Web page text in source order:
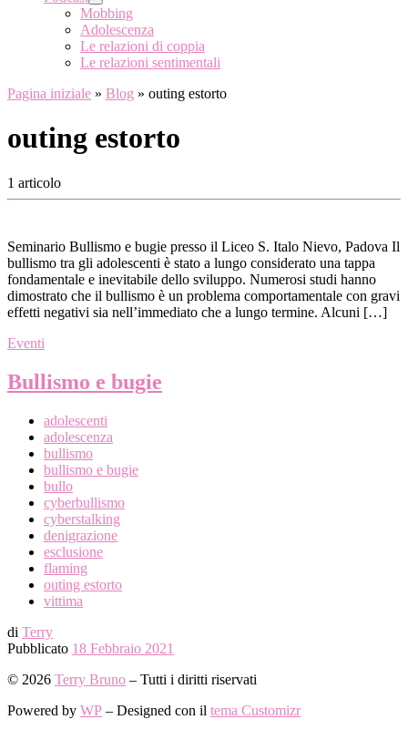
Mobbing
Adolescenza
Le relazioni di coppia
Le relazioni sentimentali
Pagina iniziale » Blog » outing estorto
outing estorto
1 articolo
Seminario Bullismo e bugie presso il Liceo S. Italo Nievo, Padova Il
bullismo tra gli adolescenti è stato a lungo considerato una tappa
fondamentale e inevitabile dello sviluppo. Numerosi studi hanno
dimostrato che il bullismo è un problema comportamentale con gravi
effetti negativi sia nell’immediato che a lungo termine. Alcuni […]
Eventi
Bullismo e bugie
adolescenti
adolescenza
bullismo
bullismo e bugie
bullo
cyberbullismo
cyberstalking
denigrazione
esclusione
flaming
outing estorto
vittima
di Terry
Pubblicato 18 Febbraio 2021
© 2026 Terry Bruno – Tutti i diritti riservati
Powered by WP – Designed con il tema Customizr